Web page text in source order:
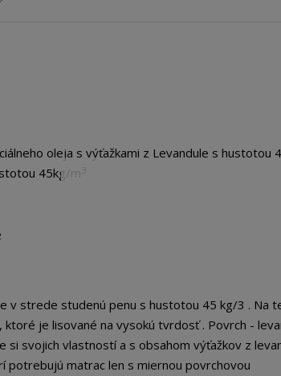
oleja s výťažkami z Levandule s hustotou
45kg/m 3
v strede studenú penu s hustotou 45 kg/3 . Na
je lisované na vysokú tvrdosť . Povrch -
svojich vlastností a s obsahom výťažkov z
potrebujú matrac len s miernou povrchovou